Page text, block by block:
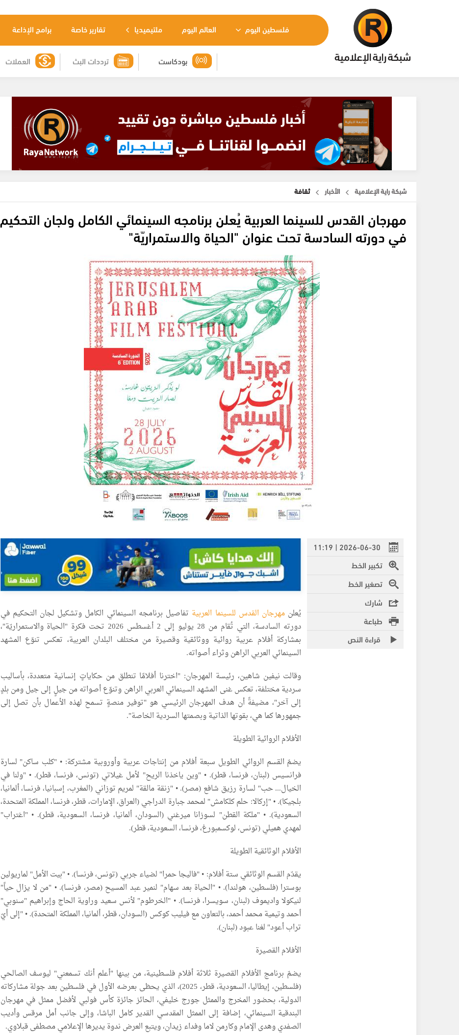
فلسطين اليوم العالم اليوم ملتيميديا تقارير خاصة برامج الإذاعة
العملات ترددات البث بودكاست
شبكة راية الإعلامية الأخبار ثقافة
مهرجان القدس للسينما العربية يُعلن برنامجه السينمائي الكامل ولجان التحكيم
في دورته السادسة تحت عنوان "الحياة والاستمراريّة"
2026-06-30 | 11:19
تكبير الخط
تصغير الخط
شارك
طباعة
قراءة النص
يُعلن مهرجان القدس للسينما العربية تفاصيل برنامجه السينمائي الكامل وتشكيل لجان التحكيم في
دورته السادسة، التي تُقام من 28 يوليو إلى 2 أغسطس 2026 تحت فكرة "الحياة والاستمراريّة"،
بمشاركة أفلام عربية روائية ووثائقية وقصيرة من مختلف البلدان العربية، تعكس تنوّع المشهد
السينمائي العربي الراهن وثراء أصواته.
وقالت نيفين شاهين، رئيسة المهرجان: "اخترنا أفلامًا تنطلق من حكاياتٍ إنسانية متعددة، بأساليب
سردية مختلفة، تعكس غنى المشهد السينمائي العربي الراهن وتنوّع أصواته من جيلٍ إلى جيل ومن بلدٍ
إلى آخر"، مضيفةً أن هدف المهرجان الرئيسي هو "توفير منصةٍ تسمح لهذه الأعمال بأن تصل إلى
جمهورها كما هي، بقوتها الذاتية وبصمتها السردية الخاصة".
الأفلام الروائية الطويلة
يضمّ القسم الروائي الطويل سبعة أفلام من إنتاجات عربية وأوروبية مشتركة: •⁠ ⁠"كلب ساكن" لسارة
فرانسيس (لبنان، فرنسا، قطر). •⁠ ⁠"وين ياخذنا الريح" لأمل غيلاتي (تونس، فرنسا، قطر). •⁠ ⁠"ولنا في
الخيال... حب" لسارة رزيق شافع (مصر). •⁠ ⁠"زنقة مالقة" لمريم توزاني (المغرب، إسبانيا، فرنسا، ألمانيا،
بلجيكا). •⁠ ⁠"إركالا: حلم كلكامش" لمحمد جبارة الدراجي (العراق، الإمارات، قطر، فرنسا، المملكة المتحدة،
السعودية). •⁠ ⁠"ملكة القطن" لسوزانا ميرغني (السودان، ألمانيا، فرنسا، السعودية، قطر). •⁠ ⁠"اغتراب"
لمهدي هميلي (تونس، لوكسمبورغ، فرنسا، السعودية، قطر).
الأفلام الوثائقية الطويلة
يقدّم القسم الوثائقي ستة أفلام: •⁠ ⁠"فاليجا حمرا" لضياء جربي (تونس، فرنسا). •⁠ ⁠"بيت الأمل" لماريولين
بوسترا (فلسطين، هولندا). •⁠ ⁠"الحياة بعد سهام" لنمير عبد المسيح (مصر، فرنسا). •⁠ ⁠"من لا يزال حياً"
لنيكولا واديموف (لبنان، سويسرا، فرنسا). •⁠ ⁠"الخرطوم" لأنس سعيد وراوية الحاج وإبراهيم "سنوبي"
أحمد وتيمية محمد أحمد، بالتعاون مع فيليب كوكس (السودان، قطر، ألمانيا، المملكة المتحدة). •⁠ ⁠"إلى أيّ
تراب أعود" لغنا عبود (لبنان).
الأفلام القصيرة
يضمّ برنامج الأفلام القصيرة ثلاثة أفلام فلسطينية، من بينها "أعلم أنك تسمعني" ليوسف الصالحي
(فلسطين، إيطاليا، السعودية، قطر، 2025)، الذي يحظى بعرضه الأول في فلسطين بعد جولة مشاركاته
الدولية، بحضور المخرج والممثل جورج خليفي، الحائز جائزة كأس فولبي لأفضل ممثل في مهرجان
البندقية السينمائي، إضافة إلى الممثل المقدسي القدير كامل الباشا، وإلى جانب أمل مرقس وأديب
الصفدي وهدى الإمام وكارمن لاما وفداء زيدان، ويتبع العرض ندوة يديرها الإعلامي مصطفى قبلاوي.